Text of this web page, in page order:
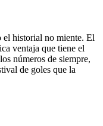
el historial no miente. El
ventaja que tiene el
números de siempre,
de goles que la